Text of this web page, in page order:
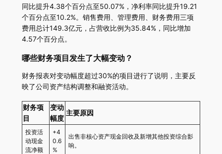
同比提升4.38个百分点至50.07%，净利率同比提升19.21
个百分点至10.2%。销售费用、管理费用、财务费用三项
费用总计149.3亿元，占营收比例为35.84%，同比增加
4.57个百分点。
哪些财务项目发生了大幅变动？
财务报表对变动幅度超过30%的项目进行了说明，主要反
映了公司资产结构调整和融资活动。
财务项
目
变动
幅度
主要原因
投资活
动现金
流净额
+4
0.6
%
出售非核心资产现金回收及新增其他投资综合影
响。